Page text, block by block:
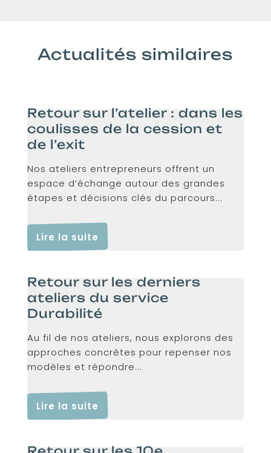
Actualités similaires
Retour sur l’atelier : dans les
coulisses de la cession et
de l’exit
Nos ateliers entrepreneurs offrent un
espace d’échange autour des grandes
étapes et décisions clés du parcours...
Lire la suite
Retour sur les derniers
ateliers du service
Durabilité
Au fil de nos ateliers, nous explorons des
approches concrètes pour repenser nos
modèles et répondre...
Lire la suite